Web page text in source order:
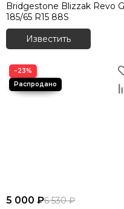
Bridgestone Blizzak Revo
185/65 R15 88S
Известить
−23%
5 000 ₽6 530 ₽